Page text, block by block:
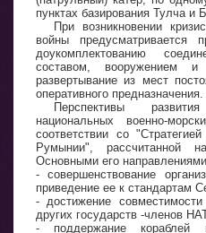
пунктах базирования Тулча и
При возникновении
войны предусматривается
доукомплектованию
составом, вооружением
развертывание из мест
оперативного предназначения.
Перспективы
национальных военно-
соответствии со
Румынии", рассчитанной
Основными его
- совершенствование
приведение ее к стандартам
- достижение
других государств -членов
- поддержание кораблей